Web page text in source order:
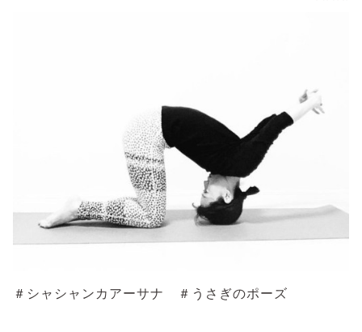
＃シャシャンカアーサナ ＃うさぎのポーズ